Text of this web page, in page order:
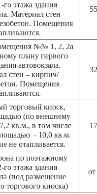
го этажа здания
Материал стен –
Помещения
№№ 1, 2, 2а
плану первого
автовокзала.
стен – кирпич/
Помещения
торговый киоск,
(по внешнему
кв.м., в том числе
- 10,0 кв.м.
не отапливается.
по поэтажному
го этажа здания
(под размещение
торгового киоска)